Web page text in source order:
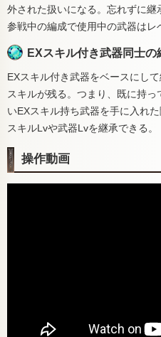
外された扱いになる。忘れずに継
参戦中の編成で使用中の武器はレ
EXスキル付き武器同士
EXスキル付き武器をベースにし
スキルが残る。つまり、既に持
いEXスキル持ち武器を手に入れ
スキルLvや武器Lvを継承できる。
操作動画